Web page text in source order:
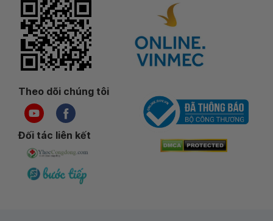
Theo dõi chúng tôi
Đối tác liên kết